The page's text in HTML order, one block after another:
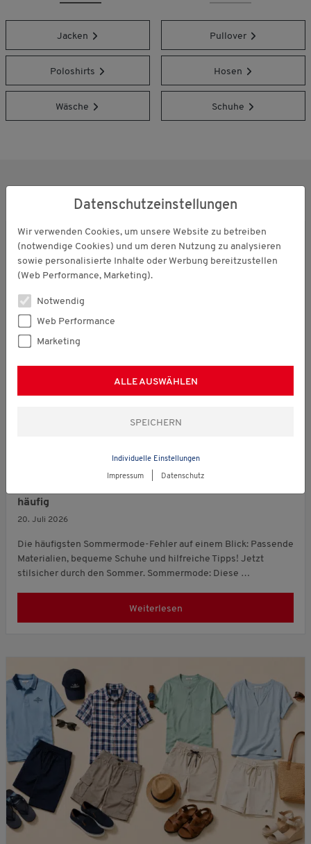
Jacken Pullover
Poloshirts Hosen
Wäsche Schuhe
UNSER BLOG
häufig
20. Juli 2026
Die häufigsten Sommermode-Fehler auf einem Blick: Passende
Materialien, bequeme Schuhe und hilfreiche Tipps! Jetzt
stilsicher durch den Sommer. Sommermode: Diese …
Weiterlesen
Datenschutzeinstellungen
Wir verwenden Cookies, um unsere Website zu betreiben
(notwendige Cookies) und um deren Nutzung zu analysieren
sowie personalisierte Inhalte oder Werbung bereitzustellen
(Web Performance, Marketing).
Notwendig
Web Performance
Marketing
ALLE AUSWÄHLEN
Individuelle Einstellungen
Impressum Datenschutz